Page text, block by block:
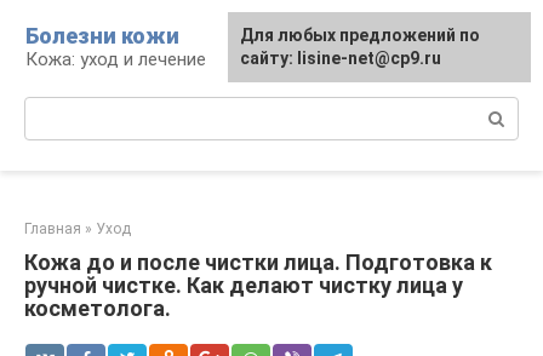
контенту
Болезни кожи
Кожа: уход и лечение
Главная » Уход
Кожа до и после чистки лица. Подготовка к
ручной чистке. Как делают чистку лица у
косметолога.
Для любых предложений по
сайту: lisine-net@cp9.ru